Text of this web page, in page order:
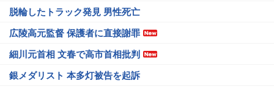
脱輪したトラック発見 男性死亡
広陵高元監督 保護者に直接謝罪
細川元首相 文春で高市首相批判
銀メダリスト 本多灯被告を起訴